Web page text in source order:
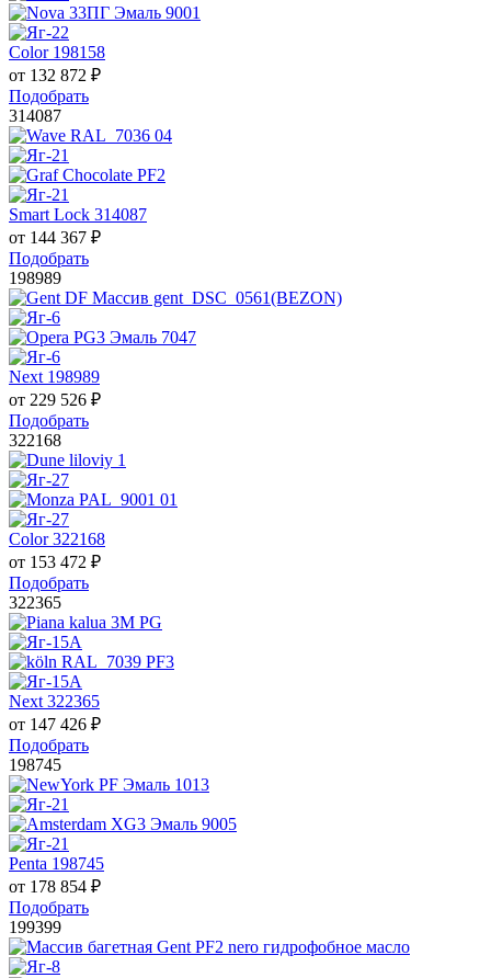
Color 198158
от 132 872 ₽
Подобрать
314087
Smart Lock 314087
от 144 367 ₽
Подобрать
198989
Next 198989
от 229 526 ₽
Подобрать
322168
Color 322168
от 153 472 ₽
Подобрать
322365
Next 322365
от 147 426 ₽
Подобрать
198745
Penta 198745
от 178 854 ₽
Подобрать
199399